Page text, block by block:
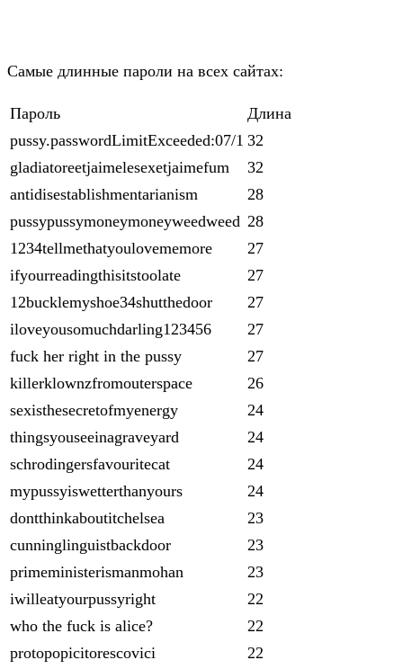
Самые длинные пароли на всех сайтах:
Пароль
Длина
pussy.passwordLimitExceeded:07/1 32
gladiatoreetjaimelesexetjaimefum
32
antidisestablishmentarianism
28
pussypussymoneymoneyweedweed 28
1234tellmethatyoulovememore
27
ifyourreadingthisitstoolate
27
12bucklemyshoe34shutthedoor
27
iloveyousomuchdarling123456
27
fuck her right in the pussy
27
killerklownzfromouterspace
26
sexisthesecretofmyenergy
24
thingsyouseeinagraveyard
24
schrodingersfavouritecat
24
mypussyiswetterthanyours
24
dontthinkaboutitchelsea
23
cunninglinguistbackdoor
23
primeministerismanmohan
23
iwilleatyourpussyright
22
who the fuck is alice?
22
protopopicitorescovici
22